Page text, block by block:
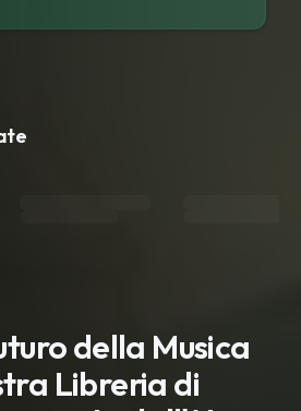
della Musica
Libreria di